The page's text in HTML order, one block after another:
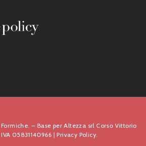
– Base per Altezza srl Corso Vittorio
05831140966 |Privacy Policy.